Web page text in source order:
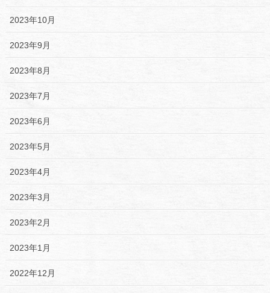
2023年10月
2023年9月
2023年8月
2023年7月
2023年6月
2023年5月
2023年4月
2023年3月
2023年2月
2023年1月
2022年12月